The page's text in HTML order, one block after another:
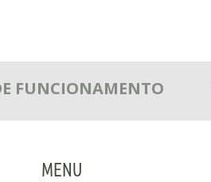
FUNCIONAMENTO
MENU